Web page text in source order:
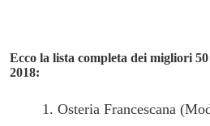
Ecco la lista completa dei migliori
2018:
1. Osteria Francescana